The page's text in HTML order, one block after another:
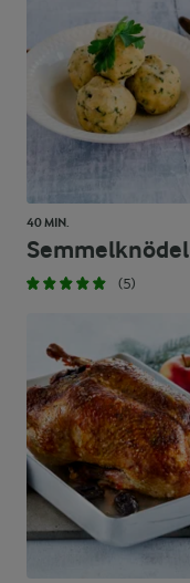
40 MIN.
Semmelknödel
(5)